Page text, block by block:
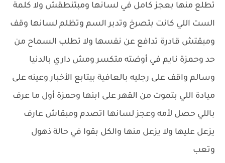
تطلع منها بعجز كامل في لسانها ومبتنطقش ولا كلمة
الست اللي كانت بتصرخ وتدبر السم وتظلم لسانها وقف
ومبقتش قادرة تدافع عن نفسها ولا تطلب السماح من
حد وحمزة نايم في أوضته متكسر ومش داري بالدنيا
وسالم واقف على رجليه بالعافية بيتابع الأخبار وعينه على
ميادة اللي بتموت من القهر على ابنها وحمزة أول ما عرف
باللي حصل لأمه وعجز لسانها اتصدم ومبقاش عارف
يزعل عليها ولا يزعل منها والكل بقوا في حالة ذهول
وتعب